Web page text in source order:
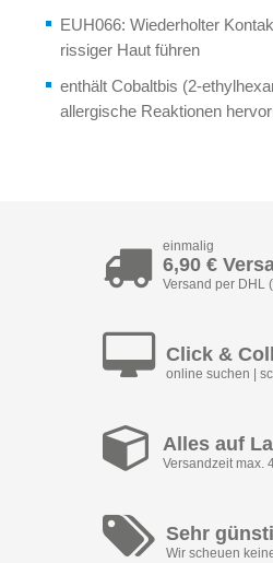
EUH066: Wiederholter
rissiger Haut führen
enthält Cobaltbis (2-
allergische Reaktionen
einmalig
6,90 €
Versand per DHL
Click &
online suchen |
Alles auf
Versandzeit max.
Sehr
Wir scheuen